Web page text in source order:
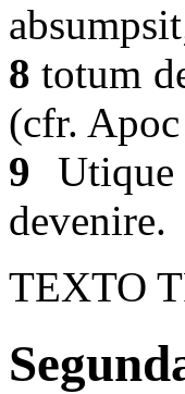
8 totum
(cfr.
9
devenire.
TEXTO